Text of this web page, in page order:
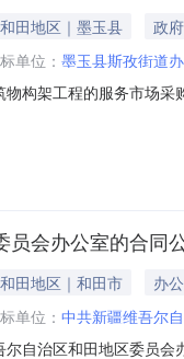
田地区｜墨玉县
政
单位： 墨玉县斯孜街道
构架工程的服务市场
项目所在行政区
员会办公室的合同
田地区｜和田市
办
单位： 中共新疆维吾尔
自治区和田地区委员